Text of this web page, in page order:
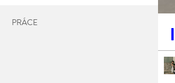
PRÁCE